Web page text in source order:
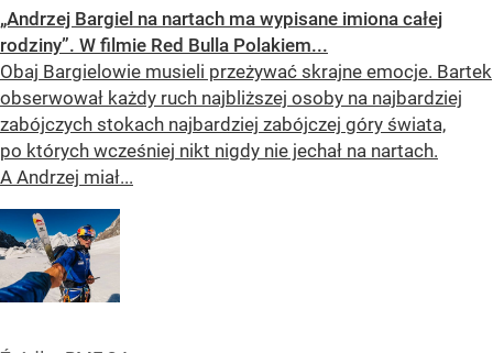
„Andrzej Bargiel na nartach ma wypisane imiona całej
rodziny”. W filmie Red Bulla Polakiem...
Obaj Bargielowie musieli przeżywać skrajne emocje. Bartek
obserwował każdy ruch najbliższej osoby na najbardziej
zabójczych stokach najbardziej zabójczej góry świata,
po których wcześniej nikt nigdy nie jechał na nartach.
A Andrzej miał...